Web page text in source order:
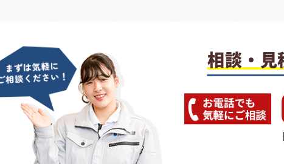
相談・見